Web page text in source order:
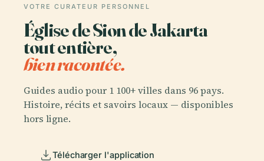
VOTRE CURATEUR PERSONNEL
Église de Sion de Jakarta
tout entière,
bien racontée.
Guides audio pour 1 100+ villes dans 96 pays.
Histoire, récits et savoirs locaux — disponibles
hors ligne.
Télécharger l'application